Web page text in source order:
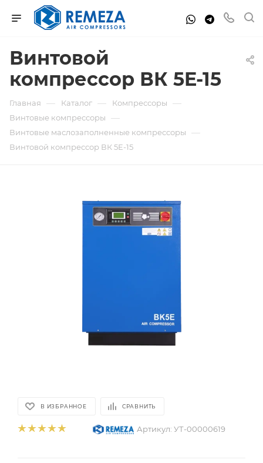
Винтовой
компрессор ВК 5E-15
Главная — Каталог — Компрессоры —
Винтовые компрессоры —
Винтовые маслозаполненные компрессоры —
Винтовой компрессор ВК 5E-15
В ИЗБРАННОЕ СРАВНИТЬ
Артикул: УТ-00000619